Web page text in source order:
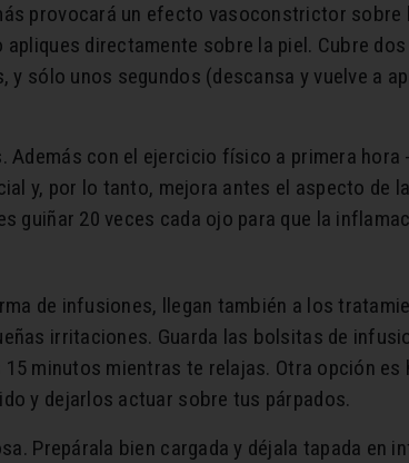
provocará un efecto vasoconstrictor sobre
directamente sobre la piel. Cubre
sólo unos segundos (descansa y vuelve a
Además con el ejercicio físico a primera hora
y, por lo tanto, mejora antes el aspecto de
guiñar 20 veces cada ojo para que la
de infusiones, llegan también a los
irritaciones. Guarda las bolsitas de
minutos mientras te relajas. Otra opción es
y dejarlos actuar sobre tus párpados.
Prepárala bien cargada y déjala tapada en